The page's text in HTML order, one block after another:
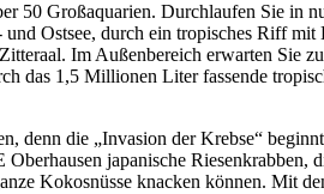
50 Großaquarien. Durchlaufen Sie
Ostsee, durch ein tropisches Riff
Im Außenbereich erwarten Sie
das 1,5 Millionen Liter fassende
denn die „Invasion der Krebse“
japanische
Kokosnüsse knacken können. Mit